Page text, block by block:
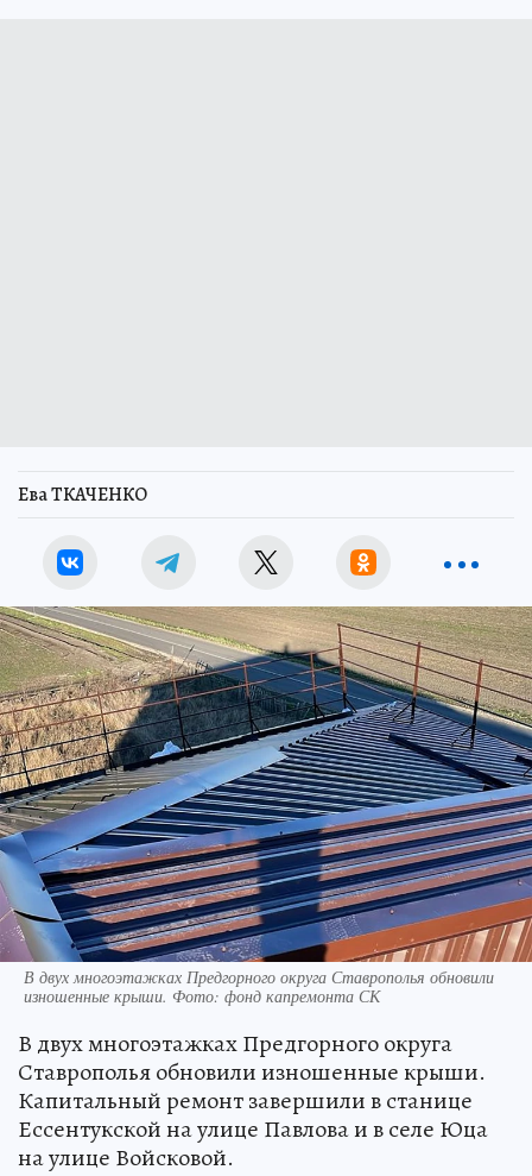
Ева ТКАЧЕНКО
В двух многоэтажках Предгорного округа Ставрополья обновили
изношенные крыши. Фото: фонд капремонта СК
В двух многоэтажках Предгорного округа
Ставрополья обновили изношенные крыши.
Капитальный ремонт завершили в станице
Ессентукской на улице Павлова и в селе Юца
на улице Войсковой.